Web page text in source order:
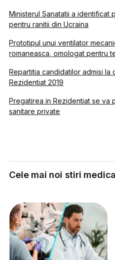
Ministerul Sanatatii a
pentru ranitii din Ucraina
Prototipul unui ventilator
romaneasca, omologat pentru
Repartitia candidatilor admisi la
Rezidentiat 2019
Pregatirea in Rezidentiat se va
sanitare private
Cele mai noi stiri